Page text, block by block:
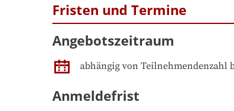
Fristen und Termine
Angebotszeitraum
abhängig von Teilnehmendenzahl
Anmeldefrist